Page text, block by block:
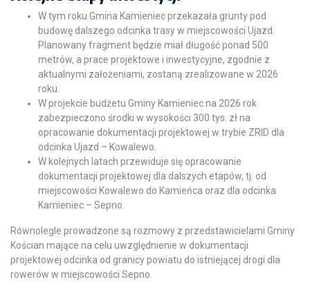
W tym roku Gmina Kamieniec przekazała grunty pod
budowę dalszego odcinka trasy w miejscowości Ujazd.
Planowany fragment będzie miał długość ponad 500
metrów, a prace projektowe i inwestycyjne, zgodnie z
aktualnymi założeniami, zostaną zrealizowane w 2026
roku.
W projekcie budżetu Gminy Kamieniec na 2026 rok
zabezpieczono środki w wysokości 300 tys. zł na
opracowanie dokumentacji projektowej w trybie ZRID dla
odcinka Ujazd – Kowalewo.
W kolejnych latach przewiduje się opracowanie
dokumentacji projektowej dla dalszych etapów, tj. od
miejscowości Kowalewo do Kamieńca oraz dla odcinka
Kamieniec – Sepno.
Równolegle prowadzone są rozmowy z przedstawicielami Gminy
Kościan mające na celu uwzględnienie w dokumentacji
projektowej odcinka od granicy powiatu do istniejącej drogi dla
rowerów w miejscowości Sepno.